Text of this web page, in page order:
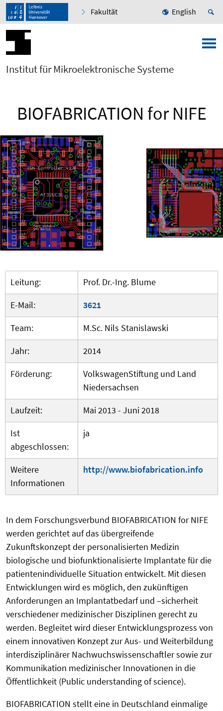
Fakultät English
Institut für Mikroelektronische Systeme
BIOFABRICATION for NIFE
Leitung:
Prof. Dr.-Ing. Blume
E-Mail:
3621
Team:
M.Sc. Nils Stanislawski
Jahr:
2014
Förderung:
VolkswagenStiftung und Land
Niedersachsen
Laufzeit:
Mai 2013 - Juni 2018
Ist
abgeschlossen:
ja
Weitere
Informationen
http://www.biofabrication.info
In dem Forschungsverbund BIOFABRICATION for NIFE
werden gerichtet auf das übergreifende
Zukunftskonzept der personalisierten Medizin
biologische und biofunktionalisierte Implantate für die
patientenindividuelle Situation entwickelt. Mit diesen
Entwicklungen wird es möglich, den zukünftigen
Anforderungen an Implantatbedarf und –sicherheit
verschiedener medizinischer Disziplinen gerecht zu
werden. Begleitet wird dieser Entwicklungsprozess von
einem innovativen Konzept zur Aus- und Weiterbildung
interdisziplinärer Nachwuchswissenschaftler sowie zur
Kommunikation medizinischer Innovationen in die
Öffentlichkeit (Public understanding of science).
BIOFABRICATION stellt eine in Deutschland einmalige